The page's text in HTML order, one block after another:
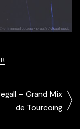
– Grand Mix
de Tourcoing